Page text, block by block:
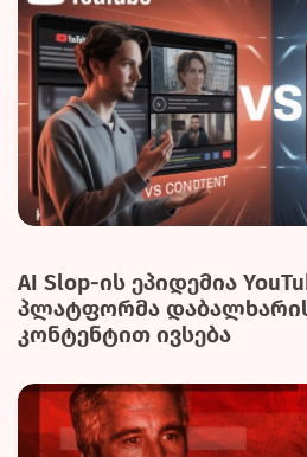
AI Slop-ის ეპიდემია
პლატფორმა
კონტენტით ივსება